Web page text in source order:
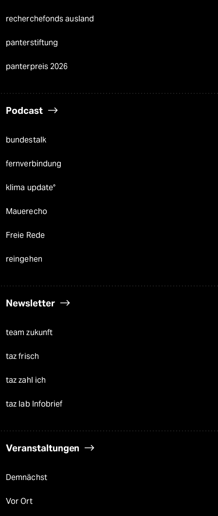
recherchefonds ausland
panterstiftung
panterpreis 2026
Podcast
bundestalk
fernverbindung
klima update°
Mauerecho
Freie Rede
reingehen
Newsletter
team zukunft
taz frisch
taz zahl ich
taz lab Infobrief
Veranstaltungen
Demnächst
Vor Ort